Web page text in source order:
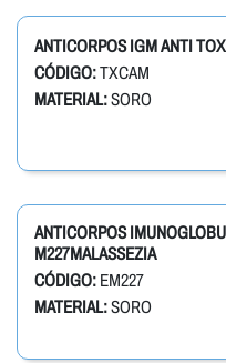
ANTICORPOS IGM ANTI
CÓDIGO:TXCAM
MATERIAL:SORO
ANTICORPOS
M227MALASSEZIA
CÓDIGO: EM227
MATERIAL:SORO